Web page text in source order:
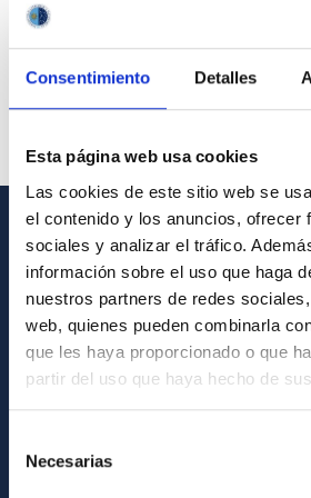
Consentimiento Detalles
Esta página web usa cookies
Las cookies de este sitio web se
el contenido y los anuncios, ofrecer
sociales y analizar el tráfico.
información sobre el uso que haga
nuestros partners de redes
web, quienes pueden combinarla
que les haya proporcionado o que
partir del uso que haya hecho de
Necesarias
GENERAL INFORMATION
Contact
How to get to the IAC
List of personnel
Library
General register